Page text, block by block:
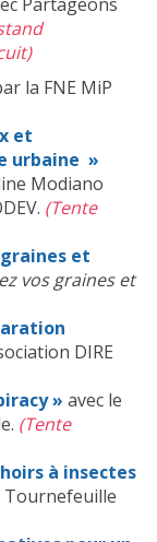
la FNE MiP
et
urbaine »
Modiano
(Tente
et
vos graines et
DIRE
» avec le
(Tente
à insectes
Tournefeuille